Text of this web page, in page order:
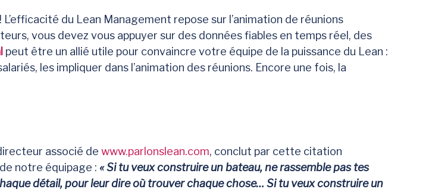
L’efficacité du Lean Management repose sur l’animation de réunions
vous devez vous appuyer sur des données fiables en temps réel, des
peut être un allié utile pour convaincre votre équipe de la puissance du Lean :
les impliquer dans l’animation des réunions. Encore une fois, la
associé de www.parlonslean.com, conclut par cette citation
notre équipage : « Si tu veux construire un bateau, ne rassemble pas tes
détail, pour leur dire où trouver chaque chose… Si tu veux construire un